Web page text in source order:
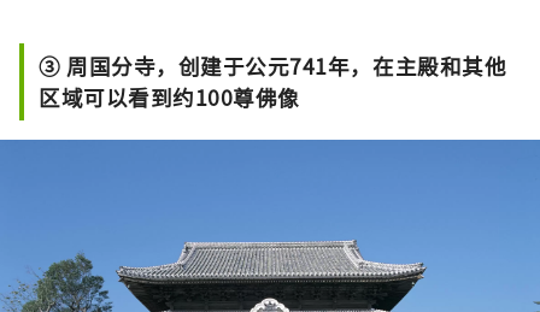
③ 周国分寺，创建于公元741年，在主殿和其他
区域可以看到约100尊佛像